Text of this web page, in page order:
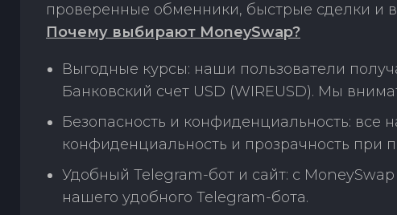
проверенные обменники, быстрые сделки и
Почему выбирают MoneySwap?
Выгодные курсы: наши пользователи
Банковский счет USD (WIREUSD). Мы
Безопасность и конфиденциальность:
конфиденциальность и прозрачность при
Удобный Telegram-бот и сайт: с
нашего удобного Telegram-бота.